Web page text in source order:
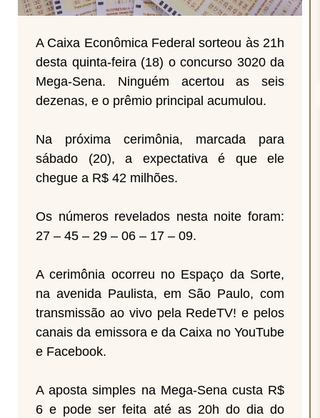
A Caixa Econômica Federal sorteou às 21h
desta quinta-feira (18) o concurso 3020 da
Mega-Sena. Ninguém acertou as seis
dezenas, e o prêmio principal acumulou.
Na próxima cerimônia, marcada para
sábado (20), a expectativa é que ele
chegue a R$ 42 milhões.
Os números revelados nesta noite foram:
27 – 45 – 29 – 06 – 17 – 09.
A cerimônia ocorreu no Espaço da Sorte,
na avenida Paulista, em São Paulo, com
transmissão ao vivo pela RedeTV! e pelos
canais da emissora e da Caixa no YouTube
e Facebook.
A aposta simples na Mega-Sena custa R$
6 e pode ser feita até as 20h do dia do